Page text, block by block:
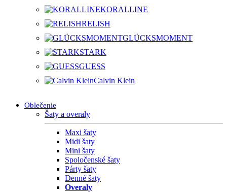
KORALLINE
RELISH
GLÜCKSMOMENT
STARK
GUESS
Calvin Klein
Oblečenie
Šaty a overaly
Maxi šaty
Midi šaty
Mini šaty
Spoločenské šaty
Párty šaty
Denné šaty
Overaly